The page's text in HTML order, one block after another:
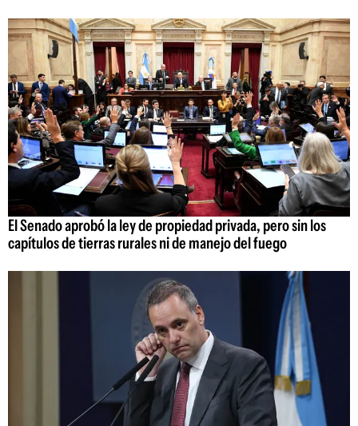
El Senado aprobó la ley de propiedad privada, pero sin los
capítulos de tierras rurales ni de manejo del fuego